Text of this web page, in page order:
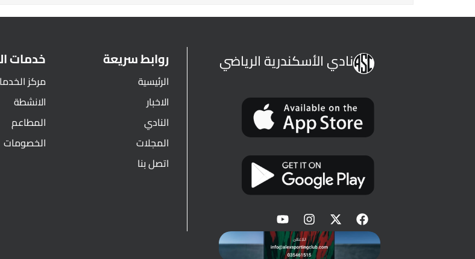
نادي الأسكندرية الرياضي روابط سريعة
الرئيسية
الاخبار
النادي
المجلات
اتصل بنا
خدمات
مركز
الانشطة
المطاعم
الخصومات